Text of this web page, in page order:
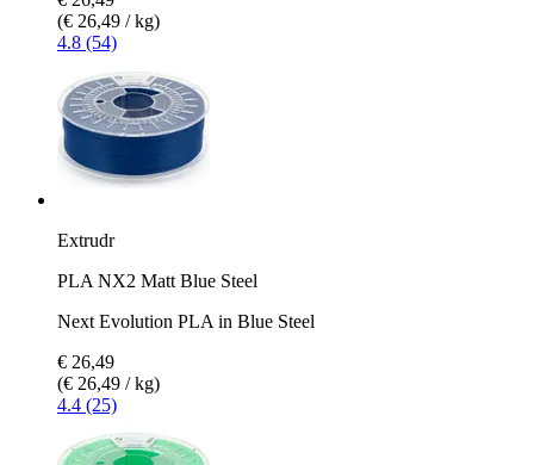
(€ 26,49 / kg)
4.8 (54)
Extrudr
PLA NX2 Matt Blue Steel
Next Evolution PLA in Blue Steel
€ 26,49
(€ 26,49 / kg)
4.4 (25)